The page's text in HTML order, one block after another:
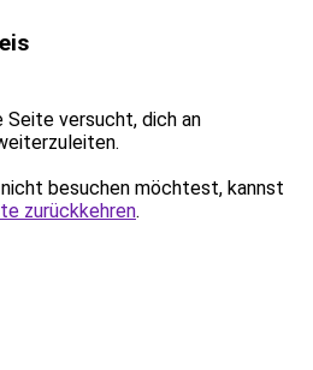
Seite versucht, dich an
besuchen möchtest, kannst
zurückkehren.